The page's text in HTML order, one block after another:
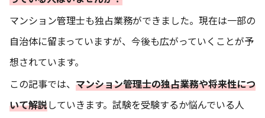
マンション管理士も独占業務ができました。現在は一部の
自治体に留まっていますが、今後も広がっていくことが予
想されています。
この記事では、 マンション管理士の独占業務や将来性につ
いて解説していきます。試験を受験するか悩んでいる人